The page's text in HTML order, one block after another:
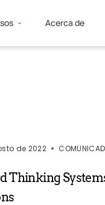
Acerca de
de 2022
Thinking